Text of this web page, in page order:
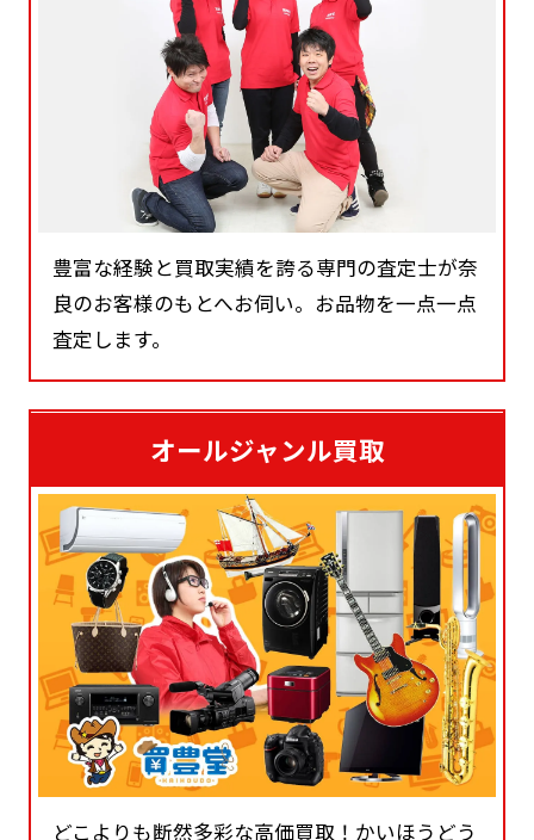
豊富な経験と買取実績を誇る専門の査定士が奈
良のお客様のもとへお伺い。お品物を一点一点
査定します。
オールジャンル買取
どこよりも断然多彩な高価買取！かいほうどう